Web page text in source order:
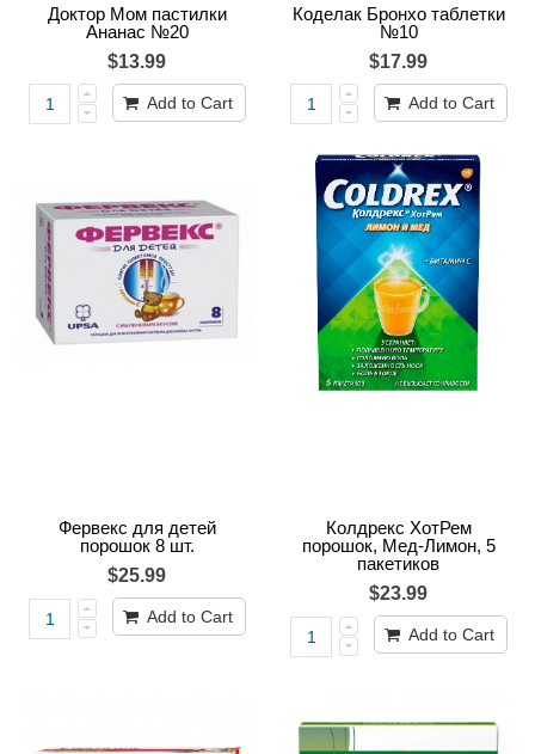
Доктор Мом пастилки
Ананас №20
$13.99
Add to Cart
Коделак Бронхо таблетки
№10
$17.99
Add to Cart
Фервекс для детей
порошок 8 шт.
$25.99
Add to Cart
Колдрекс ХотРем
порошок, Мед-Лимон, 5
пакетиков
$23.99
Add to Cart